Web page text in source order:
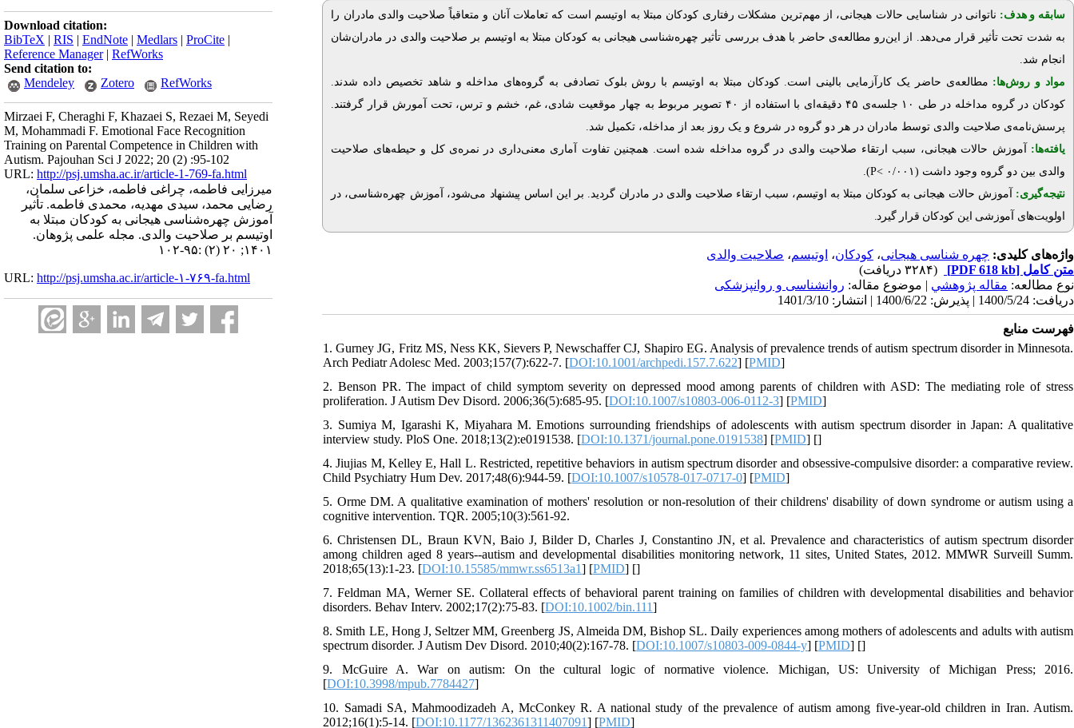
Download citation:
BibTeX | RIS | EndNote | Medlars | ProCite |
Reference Manager| RefWorks
Send citation to:
Mendeley
Zotero RefWorks
Mirzaei F, Cheraghi F, Khazaei S, Rezaei M, Seyedi
M, Mohammadi F. Emotional Face Recognition
Training on Parental Competence in Children with
Autism. Pajouhan Sci J 2022; 20 (2) :95-102
URL: http://psj.umsha.ac.ir/article-1-769-fa.html
میرزایی فاطمه، چراغی فاطمه، خزاعی سلمان،
رضایی محمد، سیدی مهدیه، محمدی فاطمه. تأثیر
آموزش چهره‌شناسی هیجانی به کودکان مبتلا به
اوتیسم بر صلاحیت والدی. مجله علمی پژوهان.
۱۴۰۱; ۲۰ (۲) :۹۵-۱۰۲
URL: http://psj.umsha.ac.ir/article-۱-۷۶۹-fa.html
سابقه و هدف: ناتوانی در شناسایی حالات هیجانی، از مهم‌ترین مشکلات رفتاری کودکان مبتلا به اوتیسم است که تعاملات آنان و متعاقباً صلاحیت والدی مادران را
به شدت تحت تأثیر قرار می‌دهد. از این‌رو مطالعه‌ی حاضر با هدف بررسی تأثیر چهره‌شناسی هیجانی به کودکان مبتلا به اوتیسم بر صلاحیت والدی در مادران‌شان
انجام شد.
مواد و روش‌‌ها: مطالعه‌ی حاضر یک کارآزمایی بالینی است. کودکان مبتلا به اوتیسم با روش بلوک تصادفی به گروه‌های مداخله و شاهد تخصیص داده شدند.
کودکان در گروه مداخله در طی ۱۰ جلسه‌ی ۴۵ دقیقه‌ای با استفاده
از ۴۰ تصویر مربوط به چهار موقعیت شادی، غم، خشم و ترس، تحت آمورش قرار گرفتند
.
پرسش‌نامه‌ی صلاحیت والدی توسط مادران در هر دو گروه در شروع و یک روز بعد از مداخله، تکمیل شد.
یافته‌ها:
آموزش حالات هیجانی، سبب ارتقاء صلاحیت والدی در گروه مداخله شده است. همچنین تفاوت آماری معنی‌داری در نمره‌ی کل و حیطه‌های صلاحیت
والدی بین دو گروه وجود داشت (۰/۰۰۱
>P
)
.
نتیجه‌گیری:
آموزش حالات هیجانی به کودکان مبتلا به اوتیسم، سبب ارتقاء صلاحیت والدی در مادران گردید. بر این اساس پیشنهاد می‌شود، آموزش چهره‌شناسی، در
اولویت‌های آموزشی این کودکان قرار گیرد.
واژه‌های کلیدی: چهره شناسی هیجانی، کودکان، اوتیسم، صلاحیت والدی
متن کامل [PDF 618 kb]
(۳۲۸۴ دریافت)
نوع مطالعه: مقاله پژوهشي | موضوع مقاله: روانشناسی و روانپزشکی
دریافت: 1400/5/24 | پذیرش: 1400/6/22 | انتشار: 1401/3/10
فهرست منابع
1. Gurney JG, Fritz MS, Ness KK, Sievers P, Newschaffer CJ, Shapiro EG. Analysis of prevalence trends of autism spectrum disorder in Minnesota.
Arch Pediatr Adolesc Med. 2003;157(7):622-7. [DOI:10.1001/archpedi.157.7.622] [PMID]
2. Benson PR. The impact of child symptom severity on depressed mood among parents of children with ASD: The mediating role of stress
proliferation. J Autism Dev Disord. 2006;36(5):685-95. [DOI:10.1007/s10803-006-0112-3] [PMID]
3. Sumiya M, Igarashi K, Miyahara M. Emotions surrounding friendships of adolescents with autism spectrum disorder in Japan: A qualitative
interview study. PloS One. 2018;13(2):e0191538. [DOI:10.1371/journal.pone.0191538] [PMID] []
4. Jiujias M, Kelley E, Hall L. Restricted, repetitive behaviors in autism spectrum disorder and obsessive-compulsive disorder: a comparative review.
Child Psychiatry Hum Dev. 2017;48(6):944-59. [DOI:10.1007/s10578-017-0717-0] [PMID]
5. Orme DM. A qualitative examination of mothers' resolution or non-resolution of their childrens' disability of down syndrome or autism using a
cognitive intervention. TQR. 2005;10(3):561-92.
6. Christensen DL, Braun KVN, Baio J, Bilder D, Charles J, Constantino JN, et al. Prevalence and characteristics of autism spectrum disorder
among children aged 8 years--autism and developmental disabilities monitoring network, 11 sites, United States, 2012. MMWR Surveill Summ.
2018;65(13):1-23. [DOI:10.15585/mmwr.ss6513a1] [PMID] []
7. Feldman MA, Werner SE. Collateral effects of behavioral parent training on families of children with developmental disabilities and behavior
disorders. Behav Interv. 2002;17(2):75-83. [DOI:10.1002/bin.111]
8. Smith LE, Hong J, Seltzer MM, Greenberg JS, Almeida DM, Bishop SL. Daily experiences among mothers of adolescents and adults with autism
spectrum disorder. J Autism Dev Disord. 2010;40(2):167-78. [DOI:10.1007/s10803-009-0844-y] [PMID] []
9. McGuire A. War on autism: On the cultural logic of normative violence. Michigan, US: University of Michigan Press; 2016.
[DOI:10.3998/mpub.7784427]
10. Samadi SA, Mahmoodizadeh A, McConkey R. A national study of the prevalence of autism among five-year-old children in Iran. Autism.
2012;16(1):5-14. [DOI:10.1177/1362361311407091] [PMID]